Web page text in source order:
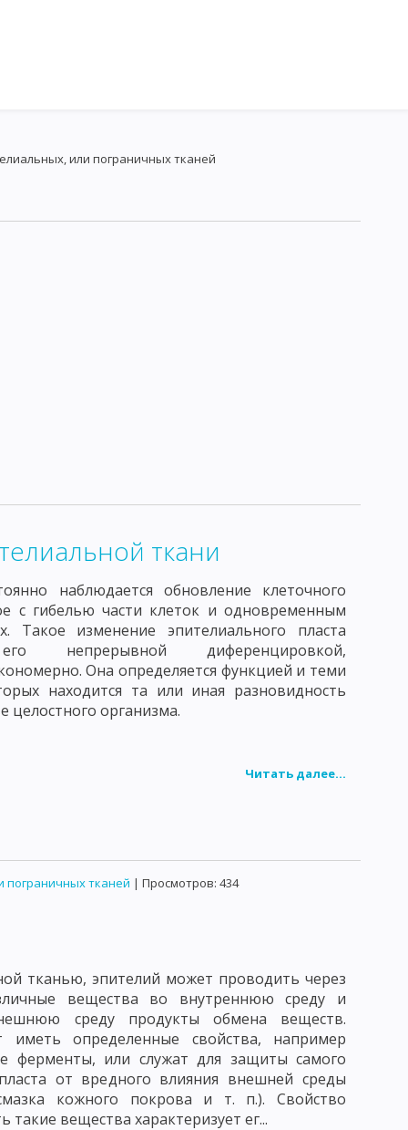
МИКРООРГАНИЗМОВ
СВОЙСТВА БАКТЕРИОФАГА
БАКТЕРИОФАГА
ИЛИ МОДИФИКАЦИЯ
И ВИРУЛЕНТНОСТЬ МИКРОБОВ
ФАКТОРЫ ЗАЩИТЫ АНТИГЕНЫ
СОЕДИНЕНИЯ АНТИГЕНА С АНТИТЕЛОМ
РЕАКЦИИ НЕМЕДЛЕННОГО ТИПА
ДЕРМАТИТЫ ЛЕКАРСТВЕННАЯ АЛЛЕРГИЯ
СТАФИЛОКОККИ СТРЕПТОКОККИ
БРЮШНОГО ТИФА И ПАРАТИФОВ А И В
или пограничных тканей
ткани
наблюдается обновление клеточного
с гибелью части клеток и одновременным
Такое изменение эпителиального пласта
непрерывной диференцировкой,
Она определяется функцией и теми
находится та или иная разновидность
целостного организма.
Читать далее...
пограничных тканей | Просмотров: 434
тканью, эпителий может проводить через
вещества во внутреннюю среду и
среду продукты обмена веществ.
иметь определенные свойства, например
ферменты, или служат для защиты самого
от вредного влияния внешней среды
кожного покрова и т. п.). Свойство
такие вещества характеризует ег...